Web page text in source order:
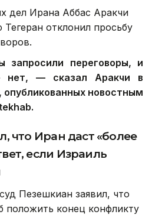
дел Ирана Аббас Аракчи
Тегеран отклонил просьбу
запросили переговоры, и
— сказал Аракчи в
опубликованных новостным
что Иран даст «более
если Израиль
Пезешкиан заявил, что
положить конец конфликту